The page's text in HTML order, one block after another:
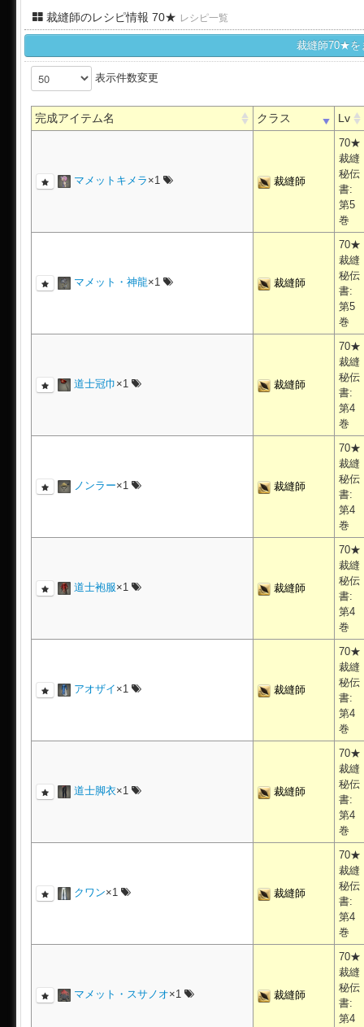
裁縫師のレシピ情報 70★ レシピ一覧
裁縫師70★を
表示件数変更
完成アイテム名 クラス Lv
マメットキメラ ×1 裁縫師
70★
裁縫
秘伝
書:
第5
巻
マメット・神龍×1 裁縫師
70★
裁縫
秘伝
書:
第5
巻
道士冠巾 ×1 裁縫師
70★
裁縫
秘伝
書:
第4
巻
ノンラー×1 裁縫師
70★
裁縫
秘伝
書:
第4
巻
道士袍服×1 裁縫師
70★
裁縫
秘伝
書:
第4
巻
アオザイ ×1 裁縫師
70★
裁縫
秘伝
書:
第4
巻
道士脚衣×1 裁縫師
70★
裁縫
秘伝
書:
第4
巻
クワン×1 裁縫師
70★
裁縫
秘伝
書:
第4
巻
マメット・スサノオ×1 裁縫師
70★
裁縫
秘伝
書:
第4